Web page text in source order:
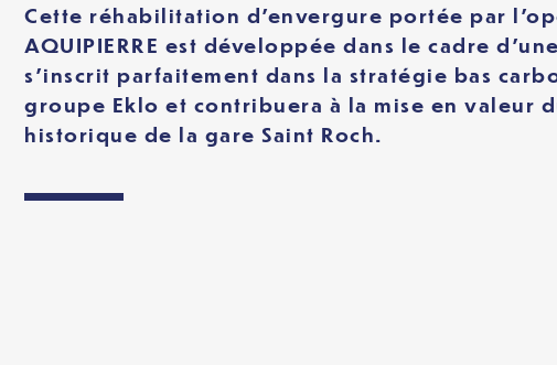
Cette réhabilitation d’envergure portée par
AQUIPIERRE est développée dans le cadre
s’inscrit parfaitement dans la stratégie bas
groupe Eklo et contribuera à la mise en valeur
historique de la gare Saint Roch.